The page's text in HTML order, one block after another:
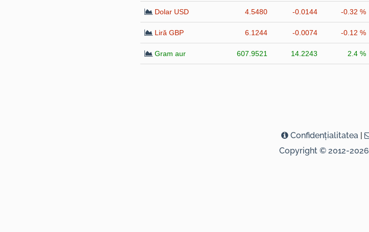
Dolar USD 4.5480 -0.0144 -0.32 %
Liră GBP 6.1244 -0.0074 -0.12 %
Gram aur 607.9521 14.2243 2.4 %
Confidenţialitatea |
Copyright © 2012-2026